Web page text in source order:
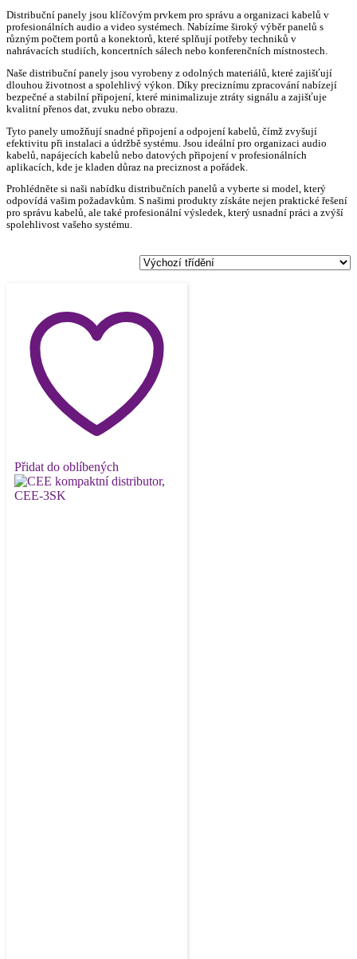
Distribuční panely jsou klíčovým prvkem pro správu a organizaci kabelů v
profesionálních audio a video systémech. Nabízíme široký výběr panelů s
různým počtem portů a konektorů, které splňují potřeby techniků v
nahrávacích studiích, koncertních sálech nebo konferenčních místnostech.
Naše distribuční panely jsou vyrobeny z odolných materiálů, které zajišťují
dlouhou životnost a spolehlivý výkon. Díky preciznímu zpracování nabízejí
bezpečné a stabilní připojení, které minimalizuje ztráty signálu a zajišťuje
kvalitní přenos dat, zvuku nebo obrazu.
Tyto panely umožňují snadné připojení a odpojení kabelů, čímž zvyšují
efektivitu při instalaci a údržbě systému. Jsou ideální pro organizaci audio
kabelů, napájecích kabelů nebo datových připojení v profesionálních
aplikacích, kde je kladen důraz na preciznost a pořádek.
Prohlédněte si naši nabídku distribučních panelů a vyberte si model, který
odpovídá vašim požadavkům. S našimi produkty získáte nejen praktické řešení
pro správu kabelů, ale také profesionální výsledek, který usnadní práci a zvýší
spolehlivost vašeho systému.
Přidat do oblíbených